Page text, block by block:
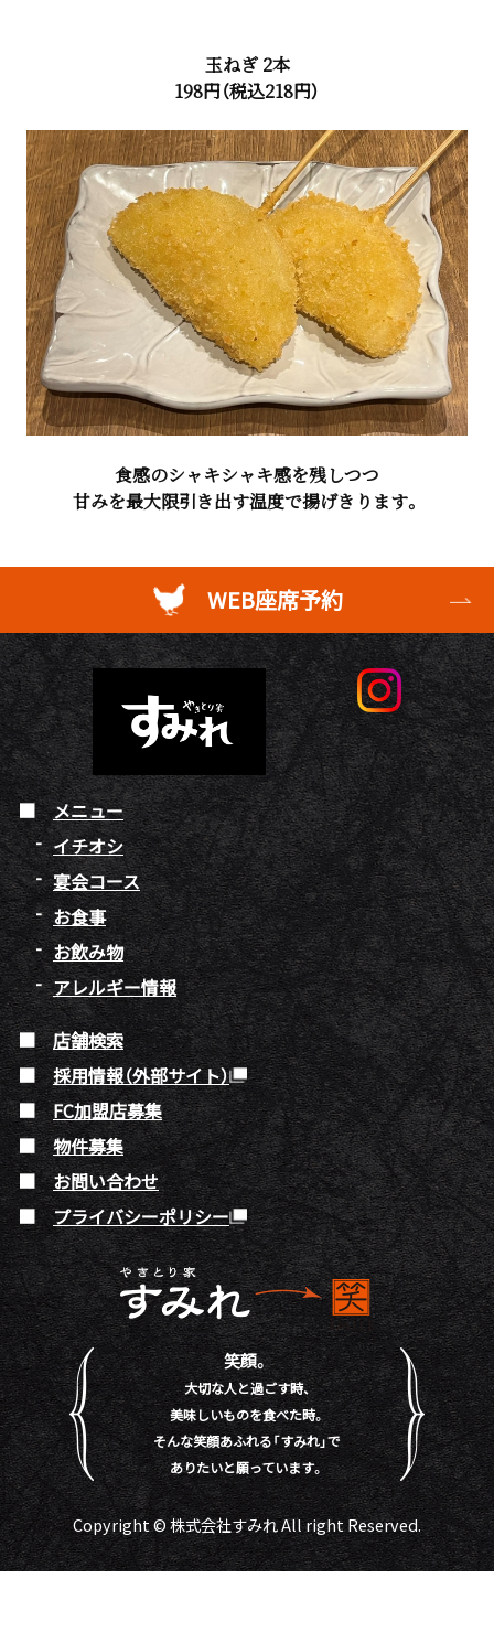
玉ねぎ 2本
198円（税込218円）
食感のシャキシャキ感を残しつつ
甘みを最大限引き出す温度で揚げきります。
WEB座席予約
メニュー
イチオシ
宴会コース
お食事
お飲み物
アレルギー情報
店舗検索
採用情報（外部サイト）
FC加盟店募集
物件募集
お問い合わせ
プライバシーポリシー
笑顔。
大切な人と過ごす時、
美味しいものを食べた時。
そんな笑顔あふれる「すみれ」で
ありたいと願っています。
Copyright © 株式会社すみれ All right Reserved.